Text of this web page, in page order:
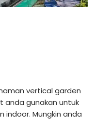
vertical garden
anda gunakan untuk
Mungkin anda